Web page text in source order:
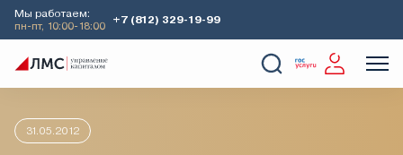
Мы работаем:
пн-пт, 10:00-18:00
+7 (812) 329-19-99
Главная Аналитика
31.05.2012